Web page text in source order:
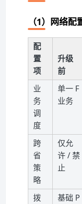
（1）网络配
配
置
项
升级
前
业
务
调
度
单一 F
业务
跨
省
策
略
仅允
许 / 禁
止
拨
基础 P